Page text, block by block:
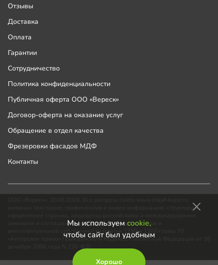
Мы используем cookie,
чтобы сайт был удобным
Хорошо
Отзывы
Доставка
Оплата
Гарантии
Сотрудничество
Политика конфиденциальности
Публичная оферта ООО «Вереск»
Договор-оферта на оказание услуг
Обращение в отдел качества
Фрезеровки фасадов МДФ
Контакты
включая текстовую, графическую и видео информацию, структуру и
законами и соглашениями об охране авторских прав и
интеллектуальной собственности (статьи 1259 и 1260 главы 70
«Авторское право» Гражданского Кодекса Российской Федерации от 18